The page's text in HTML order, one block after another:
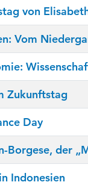
von
Vom
Zukunftstag
Day
Borgese, der
Indonesien